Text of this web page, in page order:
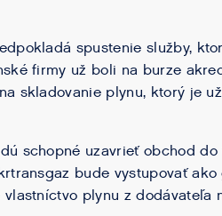
spustenie služby,
firmy už boli na burze
skladovanie plynu, ktorý je
schopné uzavrieť obchod
bude vystupovať
vlastníctvo plynu z dodávateľa